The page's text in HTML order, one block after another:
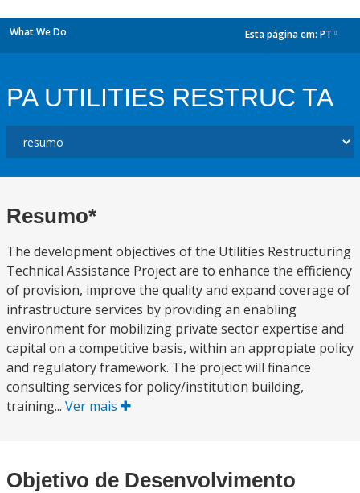
What We Do Esta página em: PT
PA UTILITIES RESTRUC TA
Resumo*
The development objectives of the Utilities Restructuring
Technical Assistance Project are to enhance the efficiency
of provision, improve the quality and expand coverage of
infrastructure services by providing an enabling
environment for mobilizing private sector expertise and
capital on a competitive basis, within an appropiate policy
and regulatory framework. The project will finance
consulting services for policy/institution building,
training... Ver mais
Objetivo de Desenvolvimento